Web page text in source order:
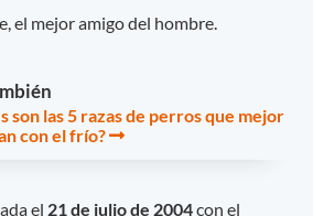
el mejor amigo del hombre.
son las 5 razas de perros que mejor
con el frío?
el 21 de julio de 2004con el